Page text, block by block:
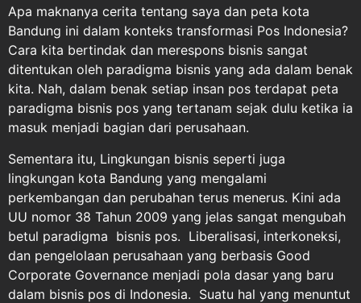
Apa maknanya cerita tentang saya dan peta kota
Bandung ini dalam konteks transformasi Pos Indonesia?
Cara kita bertindak dan merespons bisnis sangat
ditentukan oleh paradigma bisnis yang ada dalam benak
kita. Nah, dalam benak setiap insan pos terdapat peta
paradigma bisnis pos yang tertanam sejak dulu ketika ia
masuk menjadi bagian dari perusahaan.
Sementara itu, Lingkungan bisnis seperti juga
lingkungan kota Bandung yang mengalami
perkembangan dan perubahan terus menerus. Kini ada
UU nomor 38 Tahun 2009 yang jelas sangat mengubah
betul paradigma bisnis pos. Liberalisasi, interkoneksi,
dan pengelolaan perusahaan yang berbasis Good
Corporate Governance menjadi pola dasar yang baru
dalam bisnis pos di Indonesia. Suatu hal yang menuntut